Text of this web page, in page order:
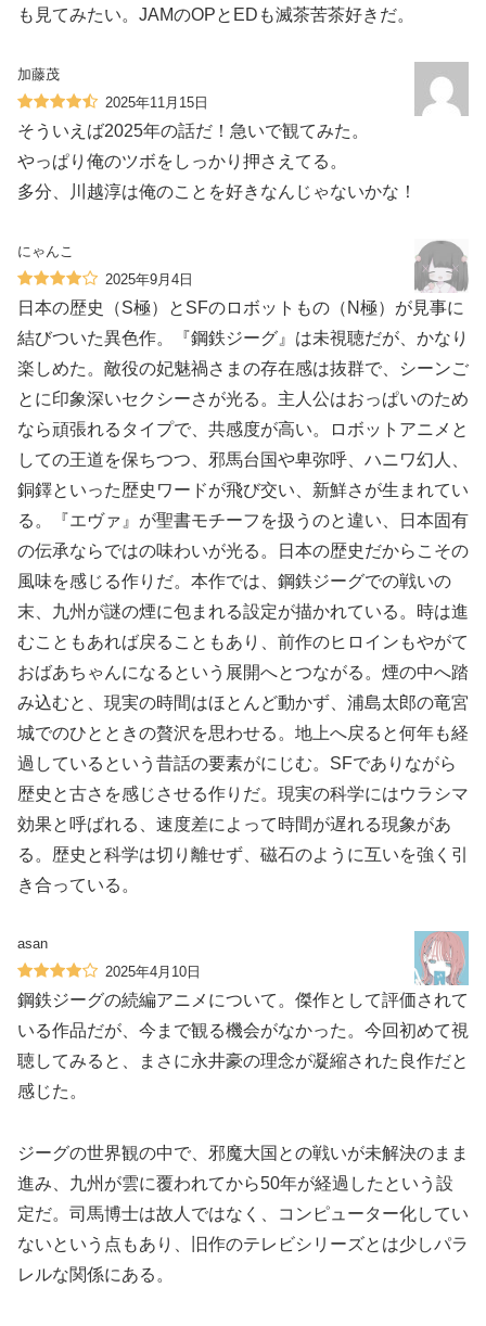
も見てみたい。JAMのOPとEDも滅茶苦茶好きだ。
加藤茂
2025年11月15日
そういえば2025年の話だ！急いで観てみた。
やっぱり俺のツボをしっかり押さえてる。
多分、川越淳は俺のことを好きなんじゃないかな！
にゃんこ
2025年9月4日
日本の歴史（S極）とSFのロボットもの（N極）が見事に
結びついた異色作。『鋼鉄ジーグ』は未視聴だが、かなり
楽しめた。敵役の妃魅禍さまの存在感は抜群で、シーンご
とに印象深いセクシーさが光る。主人公はおっぱいのため
なら頑張れるタイプで、共感度が高い。ロボットアニメと
しての王道を保ちつつ、邪馬台国や卑弥呼、ハニワ幻人、
銅鐸といった歴史ワードが飛び交い、新鮮さが生まれてい
る。『エヴァ』が聖書モチーフを扱うのと違い、日本固有
の伝承ならではの味わいが光る。日本の歴史だからこその
風味を感じる作りだ。本作では、鋼鉄ジーグでの戦いの
末、九州が謎の煙に包まれる設定が描かれている。時は進
むこともあれば戻ることもあり、前作のヒロインもやがて
おばあちゃんになるという展開へとつながる。煙の中へ踏
み込むと、現実の時間はほとんど動かず、浦島太郎の竜宮
城でのひとときの贅沢を思わせる。地上へ戻ると何年も経
過しているという昔話の要素がにじむ。SFでありながら
歴史と古さを感じさせる作りだ。現実の科学にはウラシマ
効果と呼ばれる、速度差によって時間が遅れる現象があ
る。歴史と科学は切り離せず、磁石のように互いを強く引
き合っている。
asan
2025年4月10日
鋼鉄ジーグの続編アニメについて。傑作として評価されて
いる作品だが、今まで観る機会がなかった。今回初めて視
聴してみると、まさに永井豪の理念が凝縮された良作だと
感じた。
ジーグの世界観の中で、邪魔大国との戦いが未解決のまま
進み、九州が雲に覆われてから50年が経過したという設
定だ。司馬博士は故人ではなく、コンピューター化してい
ないという点もあり、旧作のテレビシリーズとは少しパラ
レルな関係にある。